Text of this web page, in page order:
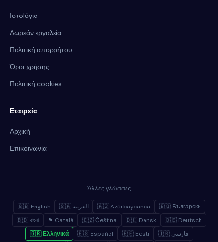
Ιστolόγιo
Δωρεάν εργαλεία
Πολιτική απορρήτου
Όροι χρήσης
Πολιτική cookies
Εταιρεία
Αρχική
Επικοινωνία
Άλλες γλώσσες
🇬🇧 English 🇸🇦 العربية 🇦🇿 Azərbaycanca
🇧🇬 Български
🇧🇩 বাংলা
🏴 Català 🇨🇿 Čeština 🇩🇰 Dansk
🇩🇪 Deutsch
🇬🇷 Ελληνικά
🇪🇸 Español 🇪🇪 Eesti 🇮🇷 فارسی